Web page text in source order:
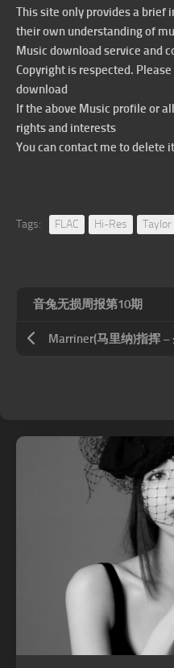
This site only provides a brief
their own understanding of
Music download service and
Copyright is respected.
download
If the above Music profile or
rights and interests
You can contact me to delete
Tags: FLAC Hi-Res
音兔无损周报第10期